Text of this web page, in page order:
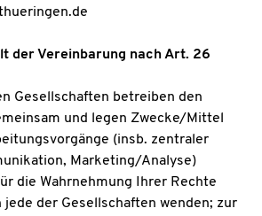
der Vereinbarung nach Art. 26
Gesellschaften betreiben den
und legen Zwecke/Mittel
(insb. zentraler
Marketing/Analyse)
die Wahrnehmung Ihrer Rechte
jede der Gesellschaften wenden; zur